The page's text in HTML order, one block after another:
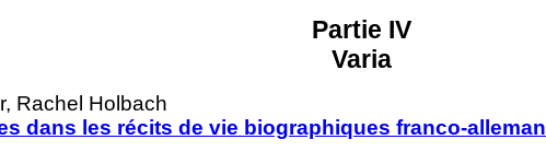
Partie IV
Varia
Rachel Holbach
dans les récits de vie biographiques franco-